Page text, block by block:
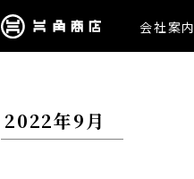
会社案内
2022年9月